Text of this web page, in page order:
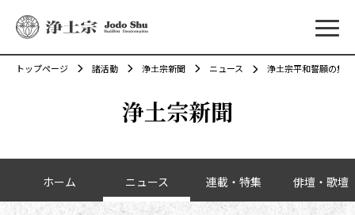
メ
浄土宗新聞
トップページ 諸活動 浄土宗新聞 ニュース 浄土宗平和誓願の集
カテゴリーナビゲーション
ホーム ニュース 連載・特集 俳壇・歌壇